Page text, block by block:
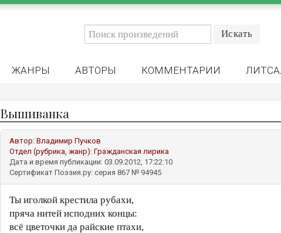
ЖАНРЫ АВТОРЫ КОММЕНТАРИИ
Вышиванка
Автор: Владимир Пучков
Отдел (рубрика, жанр): Гражданская лирика
Дата и время публикации: 03.09.2012, 17:22:10
Сертификат Поэзия.ру: серия 867 № 94945
Ты иголкой крестила рубахи,
пряча нитей исподних концы:
всё цветочки да райские птахи,